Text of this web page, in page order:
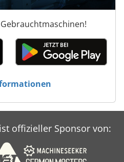
offizieller Sponsor von: